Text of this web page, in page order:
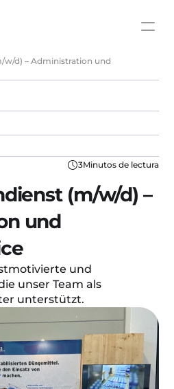
w/d) – Administration und
3Minutos de lectura
(m/w/d) –
und
und
unser Team als
unterstützt.